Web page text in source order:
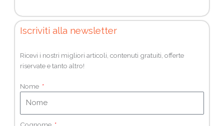
Iscriviti alla newsletter
Ricevi i nostri migliori articoli, contenuti gratuiti, offerte
riservate e tanto altro!
Nome
Cognome